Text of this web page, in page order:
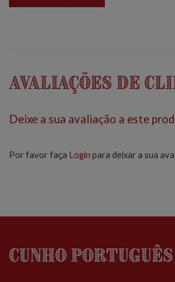
Avaliações de
Deixe a sua avaliação a este
Por favor faça Login para deixar a sua
Cunho Português